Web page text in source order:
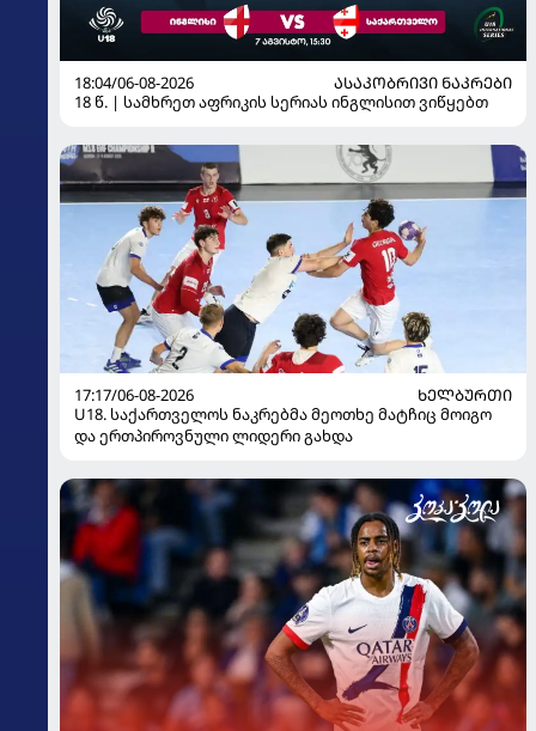
18:04/06-08-2026
ᲐᲡᲐᲙᲝᲑᲠᲘᲕᲘ ᲜᲐᲙᲠᲔᲑᲘ
18 წ. | სამხრეთ აფრიკის სერიას ინგლისით ვიწყებთ
17:17/06-08-2026
ᲮᲔᲚᲑᲣᲠᲗᲘ
U18. საქართველოს ნაკრებმა მეოთხე მატჩიც მოიგო
და ერთპიროვნული ლიდერი გახდა